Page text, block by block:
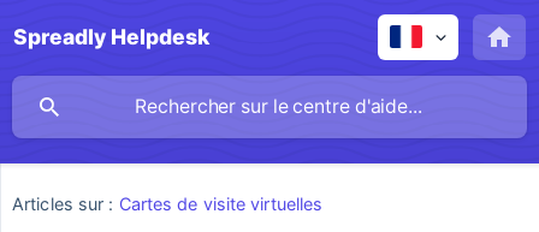
Spreadly Helpdesk
Articles sur : Cartes de visite virtuelles